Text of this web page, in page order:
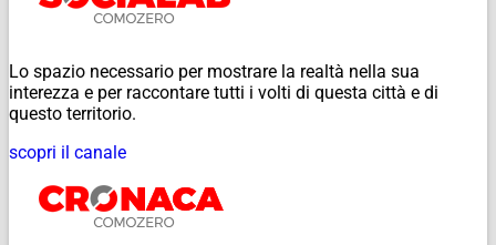
Lo spazio necessario per mostrare la realtà nella sua
interezza e per raccontare tutti i volti di questa città e di
questo territorio.
scopri il canale